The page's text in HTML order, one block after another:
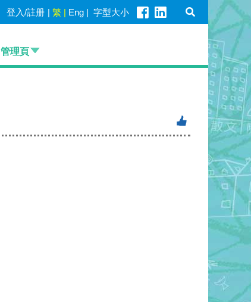
登入/註册 | 繁 | Eng | 字型大小
管理頁